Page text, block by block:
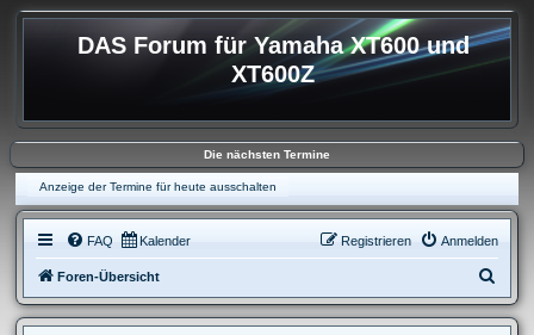
DAS Forum für Yamaha XT600 und
XT600Z
Die nächsten Termine
Anzeige der Termine für heute ausschalten
FAQ Kalender Anmelden
Registrieren
Foren-Übersicht
u